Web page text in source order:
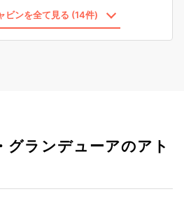
ビンを全て見る (14件)
グランデューアのアト